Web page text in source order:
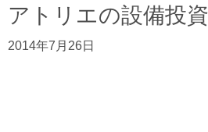
アトリエの設備投資
2014年7月26日